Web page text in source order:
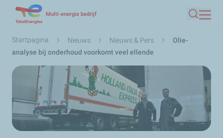
naar
de
gaan
Multi-energie bedrijf
Zoeken
Kruimelpad
Startpagina Nieuws Nieuws & Pers
Olie-
analyse bij onderhoud voorkomt veel ellende